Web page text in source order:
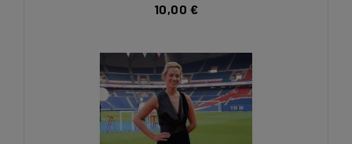
10,00 €